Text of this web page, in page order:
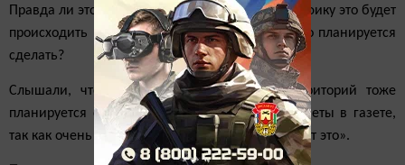
Правда ли это? И если правда, то по какому графику это будет
происходить во всех комплексах в городе и что планируется
сделать?
Слышали, что сараи около придомовых территорий тоже
планируется снести? Просим опубликовать ответы в газете,
так как очень многих жителей города интересует это».